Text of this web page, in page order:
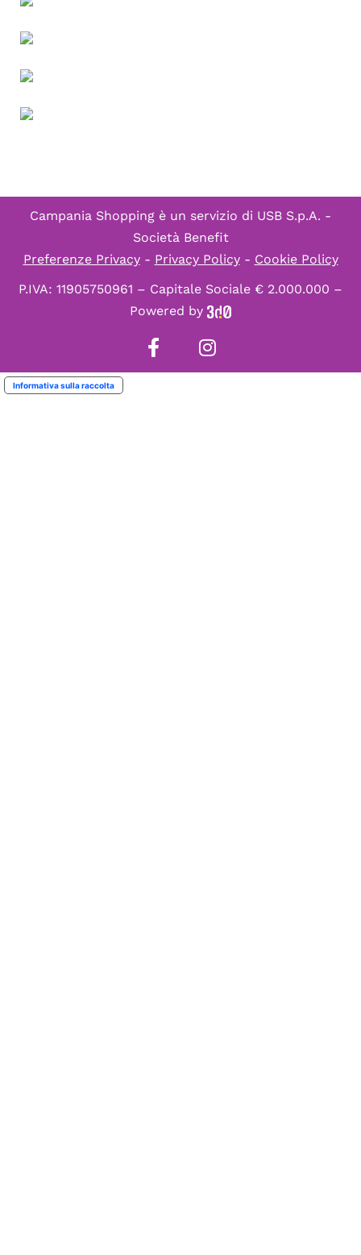
Campania Shopping è un servizio di USB S.p.A. -
Società Benefit
Preferenze Privacy- Privacy Policy- Cookie Policy
P.IVA: 11905750961 – Capitale Sociale € 2.000.000 –
Powered by
Informativa sulla raccolta